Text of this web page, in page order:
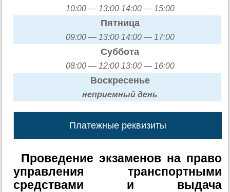
10:00 — 13:00 14:00 — 15:00
Пятница
09:00 — 13:00 14:00 — 17:00
Суббота
08:00 — 12:00 13:00 — 16:00
Воскресенье
неприемный день
Платежные реквизиты
Проведение экзаменов на право
управления транспортными
средствами и выдача